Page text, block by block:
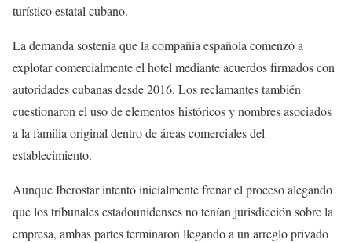
turístico estatal cubano.
La demanda sostenía que la compañía española comenzó a
explotar comercialmente el hotel mediante acuerdos firmados con
autoridades cubanas desde 2016. Los reclamantes también
cuestionaron el uso de elementos históricos y nombres asociados
a la familia original dentro de áreas comerciales del
establecimiento.
Aunque Iberostar intentó inicialmente frenar el proceso alegando
que los tribunales estadounidenses no tenían jurisdicción sobre la
empresa, ambas partes terminaron llegando a un arreglo privado